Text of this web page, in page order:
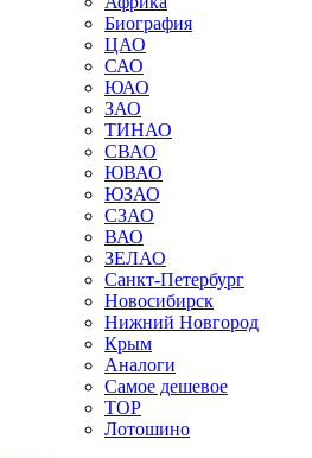
Биография
ЦАО
САО
ЮАО
ЗАО
ТИНАО
СВАО
ЮВАО
ЮЗАО
СЗАО
ВАО
ЗЕЛАО
Санкт-Петербург
Новосибирск
Нижний Новгород
Крым
Аналоги
Самое дешевое
TOP
Лотошино